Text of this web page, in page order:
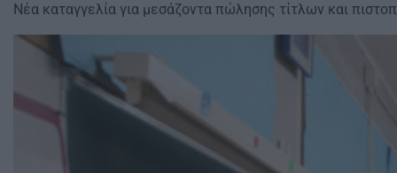
Νέα καταγγελία για μεσάζοντα πώλησης τίτλων και